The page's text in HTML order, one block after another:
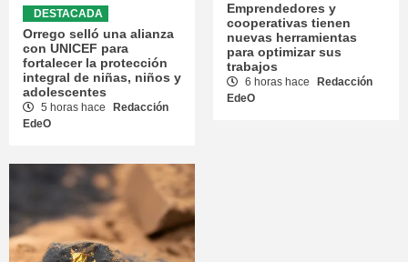
DESTACADA
Orrego selló una alianza
con UNICEF para
fortalecer la protección
integral de niñas, niños y
adolescentes
5 horas hace
Redacción
EdeO
Emprendedores y
cooperativas tienen
nuevas herramientas
para optimizar sus
trabajos
6 horas hace
Redacción
EdeO